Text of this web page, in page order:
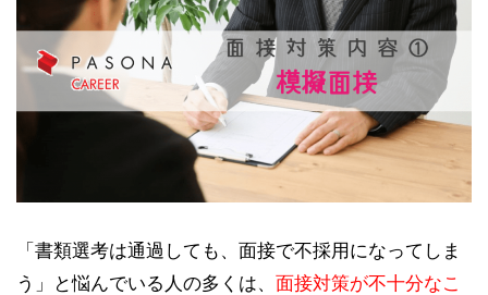
「書類選考は通過しても、面接で不採用になってしま
う」と悩んでいる人の多くは、 面接対策が不十分なこ